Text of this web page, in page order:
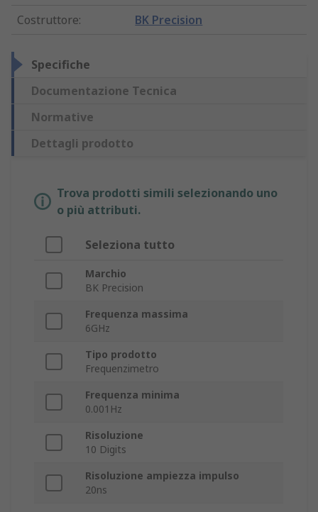
Costruttore: BK Precision
Specifiche
Documentazione Tecnica
Normative
Dettagli prodotto
Trova prodotti simili selezionando uno
o più attributi.
Seleziona tutto
Marchio
BK Precision
Frequenza massima
6GHz
Tipo prodotto
Frequenzimetro
Frequenza minima
0.001Hz
Risoluzione
10 Digits
Risoluzione ampiezza impulso
20ns